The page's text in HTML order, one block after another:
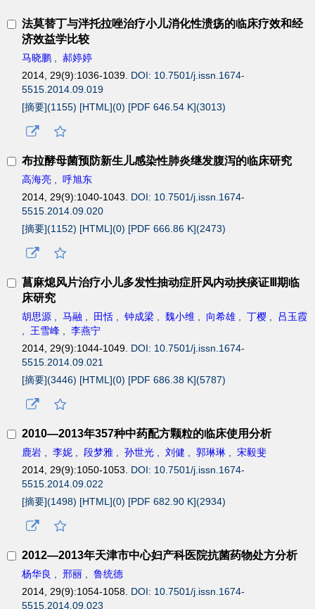
法莫替丁与泮托拉唑治疗小儿消化性溃疡的临床疗效和经
济效益学比较
马晓鹏 , 郝婷婷
2014, 29(9):1036-1039. DOI: 10.7501/j.issn.1674-
5515.2014.09.019
[摘要](1155) [HTML](0) [PDF 646.54 K](3013)
布拉酵母菌预防新生儿感染性肺炎继发腹泻的临床研究
高海亮 , 呼旭东
2014, 29(9):1040-1043. DOI: 10.7501/j.issn.1674-
5515.2014.09.020
[摘要](1152) [HTML](0) [PDF 666.86 K](2473)
菖麻熄风片治疗小儿多发性抽动症肝风内动挟痰证Ⅲ期临
床研究
胡思源 , 马融 , 田恬 , 钟成梁 , 魏小维 , 向希雄 , 丁樱 ,
吕玉霞
, 王雪峰 , 李燕宁
2014, 29(9):1044-1049. DOI: 10.7501/j.issn.1674-
5515.2014.09.021
[摘要](3446) [HTML](0) [PDF 686.38 K](5787)
2010—2013年357种中药配方颗粒的临床使用分析
鹿岩 , 李妮 , 段梦雅 , 孙世光 , 刘健 , 郭琳琳 , 宋毅斐
2014, 29(9):1050-1053. DOI: 10.7501/j.issn.1674-
5515.2014.09.022
[摘要](1498) [HTML](0) [PDF 682.90 K](2934)
2012—2013年天津市中心妇产科医院抗菌药物处方分析
杨华良 , 邢丽 , 鲁统德
2014, 29(9):1054-1058. DOI: 10.7501/j.issn.1674-
5515.2014.09.023